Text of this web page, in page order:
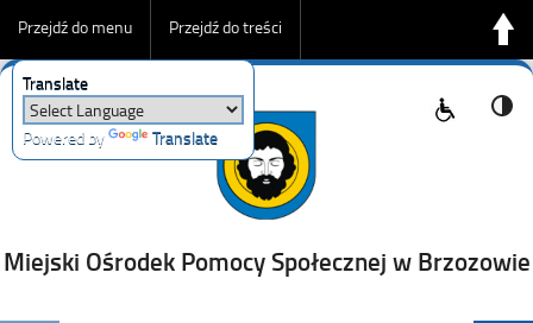
Translate
Powered by Translate
Przejdź do menu Przejdź do treści
Przejdź do wyszukiwarki
Miejski Ośrodek Pomocy Społecznej w Brzozowie